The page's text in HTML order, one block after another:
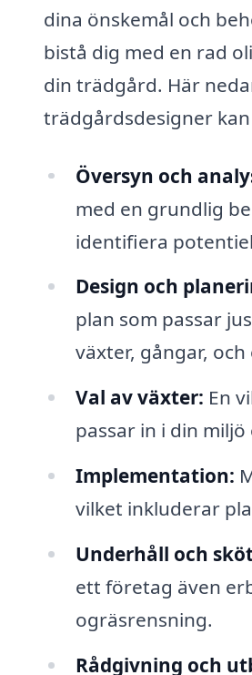
dina önskemål och
bistå dig med en rad
din trädgård. Här
trädgårdsdesigner
Översyn och
med en grundlig
identifiera
Design och
plan som passar
växter, gångar,
Val av växter: En
passar in i din
Implementation:
vilket inkluderar
Underhåll och
ett företag även
ogräsrensning.
Rådgivning och